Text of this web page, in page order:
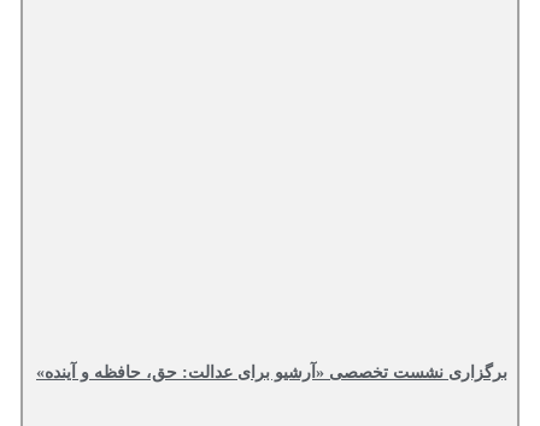
برگزاری نشست تخصصی «آرشیو برای عدالت: حق، حافظه و آینده»